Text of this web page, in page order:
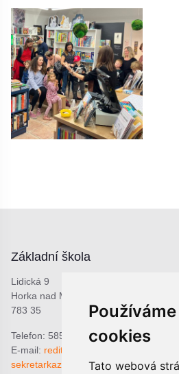
cookies
Tato webová
Základní škola
Lidická 9
Horka nad Moravou
783 35
Telefon: 585 378 047
E-mail: reditel@zshorka.cz
sekretarkazshorka@seznam.cz